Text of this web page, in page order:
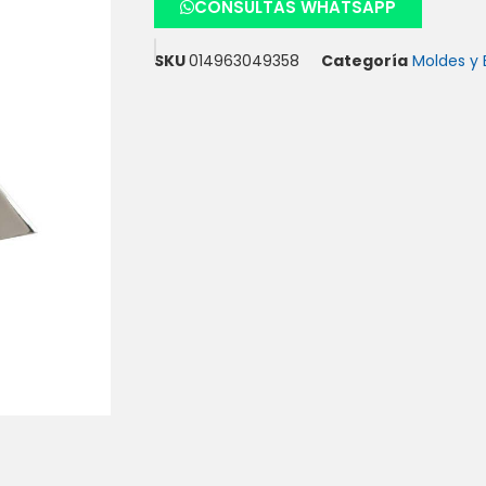
CONSULTAS WHATSAPP
SKU014963049358 Categoría Moldes y